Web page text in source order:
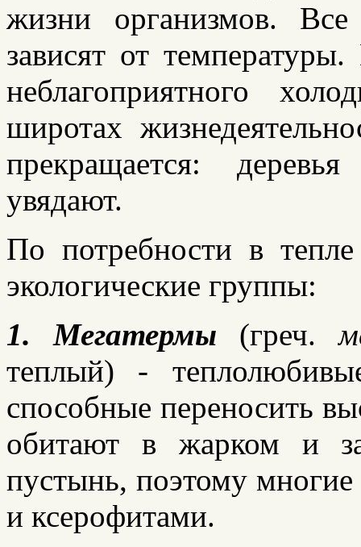
жизни организмов. Все
зависят от
неблагоприятного
широтах
прекращается:
увядают.
По потребности в
экологические группы:
1. Мегатермы (греч.
теплый) -
способные переносить
обитают в жарком и
пустынь, поэтому
и ксерофитами.